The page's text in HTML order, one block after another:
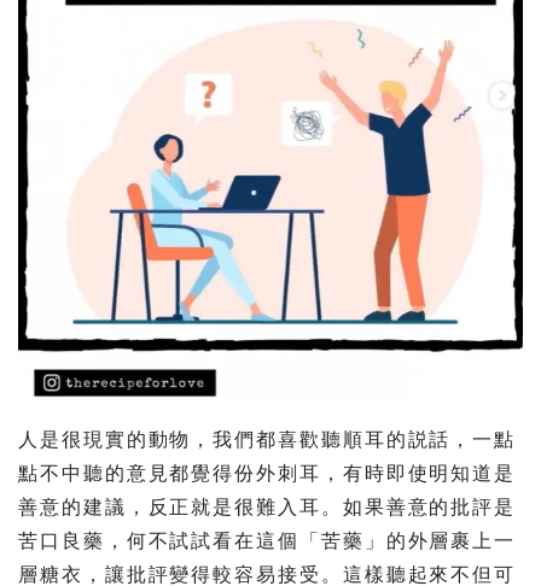
人是很現實的動物，我們都喜歡聽順耳的説話，一點
點不中聽的意見都覺得份外刺耳，有時即使明知道是
善意的建議，反正就是很難入耳。如果善意的批評是
苦口良藥，何不試試看在這個「苦藥」的外層裹上一
層糖衣，讓批評變得較容易接受。這樣聽起來不但可